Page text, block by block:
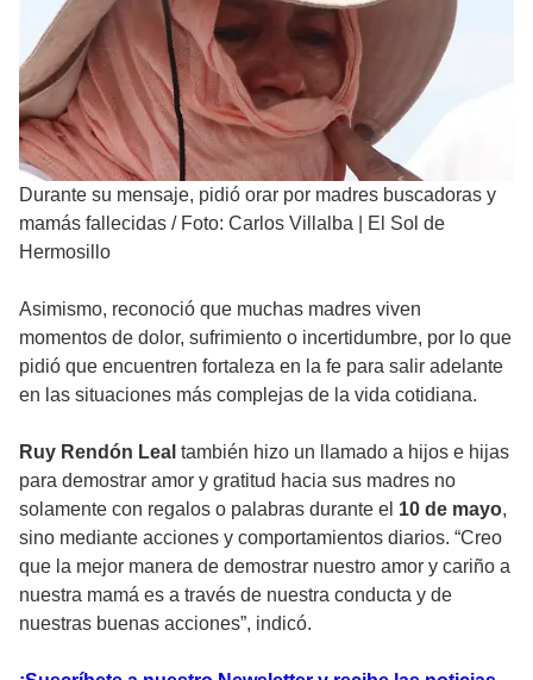
Durante su mensaje, pidió orar por madres buscadoras y
mamás fallecidas / Foto: Carlos Villalba | El Sol de
Hermosillo
Asimismo, reconoció que muchas madres viven
momentos de dolor, sufrimiento o incertidumbre, por lo que
pidió que encuentren fortaleza en la fe para salir adelante
en las situaciones más complejas de la vida cotidiana.
Ruy Rendón Leal también hizo un llamado a hijos e hijas
para demostrar amor y gratitud hacia sus madres no
solamente con regalos o palabras durante el 10 de mayo,
sino mediante acciones y comportamientos diarios. “Creo
que la mejor manera de demostrar nuestro amor y cariño a
nuestra mamá es a través de nuestra conducta y de
nuestras buenas acciones”, indicó.